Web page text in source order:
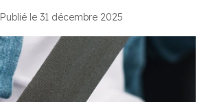
Publié le 31 décembre 2025